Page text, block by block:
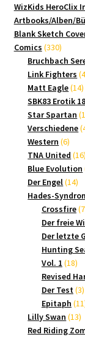
WizKids HeroClix
Artbooks/Alben/
Blank Sketch
Comics 330330
Bruchbach
Link Fighters
Matt Eagle 1414
SBK83 Erotik
Star Spartan
Verschiedene
Western 66
TNA United 16
Blue Evolution
Der Engel 1414
Hades-
Crossfire 7
Der freie
Der letzte
Hunting
Vol. 1 1818
Revised
Der Test 33
Epitaph 11
Lilly Swan 1313
Red Riding